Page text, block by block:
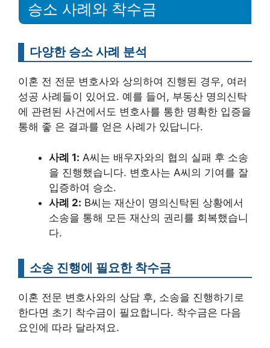
승소 사례와 착수금
다양한 승소 사례 분석
이혼 전 전문 변호사와 상의하여 진행된 경우, 여러
성공 사례들이 있어요. 예를 들어, 부동산 명의신탁
에 관련된 사건에서도 변호사를 통한 명확한 입증을
통해 좋 은 결과를 얻은 사례가 있답니다.
사례 1: A씨는 배우자와의 협의 실패 후 소송
을 진행했습니다. 변호사는 A씨의 기여를 잘
입증하여 승소.
사례 2: B씨는 재산이 명의신탁된 상황에서
소송을 통해 모든 재산의 권리를 회복했습니
다.
소송 진행에 필요한 착수금
이혼 전문 변호사와의 상담 후, 소송을 진행하기로
한다면 초기 착수금이 필요합니다. 착수금은 다음
요인에 따라 달라져요.